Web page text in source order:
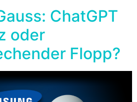
ChatGPT
oder
Flopp?